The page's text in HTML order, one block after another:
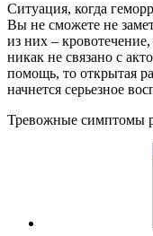
Ситуация, когда
Вы не сможете не
из них –
никак не связано с
помощь, то открытая
начнется серьезное
Тревожные симптомы